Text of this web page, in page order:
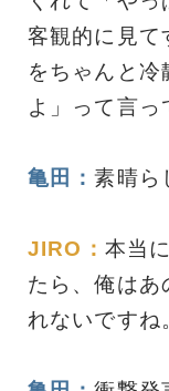
客観的に見て
をちゃんと冷
よ」って言っ
亀田：素晴ら
JIRO： 本当
たら、俺はあ
れないですね